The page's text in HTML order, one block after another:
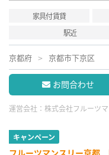
家具付賃貸
駅近
京都府 京都市下京区
お問合わせ
運営会社： 株式会社フルーツ
キャンペーン